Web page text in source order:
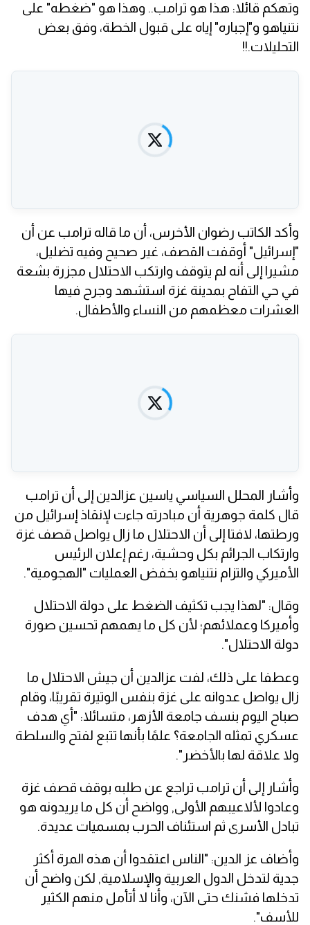
وتهكم قائلا: هذا هو ترامب.. وهذا هو "ضغطه" على
نتنياهو و"إجباره" إياه على قبول الخطة، وفق بعض
التحليلات.!!
وأكد الكاتب رضوان الأخرس، أن ما قاله ترامب عن أن
"إسرائيل" أوقفت القصف، غير صحيح وفيه تضليل،
مشيرا إلى أنه لم يتوقف وارتكب الاحتلال مجزرة بشعة
في حي التفاح بمدينة غزة استشهد وجرح فيها
العشرات معظمهم من النساء والأطفال.
وأشار المحلل السياسي ياسين عزالدين إلى أن ترامب
قال كلمة جوهرية أن مبادرته جاءت لإنقاذ إسرائيل من
ورطتها، لافتا إلى أن الاحتلال ما زال يواصل قصف غزة
وارتكاب الجرائم بكل وحشية، رغم إعلان الرئيس
الأميركي والتزام نتنياهو بخفض العمليات "الهجومية".
وقال: "لهذا يجب تكثيف الضغط على دولة الاحتلال
وأميركا وعملائهم؛ لأن كل ما يهمهم تحسين صورة
دولة الاحتلال".
وعطفا على ذلك، لفت عزالدين أن جيش الاحتلال ما
زال يواصل عدوانه على غزة بنفس الوتيرة تقريبًا، وقام
صباح اليوم بنسف جامعة الأزهر، متسائلا: "أي هدف
عسكري تمثله الجامعة؟ علمًا بأنها تتبع لفتح والسلطة
ولا علاقة لها بالأخضر".
وأشار إلى أن ترامب تراجع عن طلبه بوقف قصف غزة
وعادوا لألاعيبهم الأولى, وواضح أن كل ما يريدونه هو
تبادل الأسرى ثم استئناف الحرب بمسميات عديدة.
وأضاف عز الدين: "الناس اعتقدوا أن هذه المرة أكثر
جدية لتدخل الدول العربية والإسلامية, لكن واضح أن
تدخلها فشنك حتى الآن، وأنا لا أتأمل منهم الكثير
للأسف".